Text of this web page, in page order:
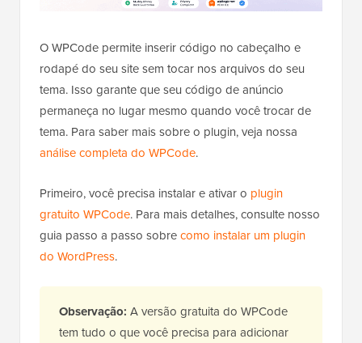
O WPCode permite inserir código no cabeçalho e
rodapé do seu site sem tocar nos arquivos do seu
tema. Isso garante que seu código de anúncio
permaneça no lugar mesmo quando você trocar de
tema. Para saber mais sobre o plugin, veja nossa
análise completa do WPCode.
Primeiro, você precisa instalar e ativar o plugin
gratuito WPCode. Para mais detalhes, consulte nosso
guia passo a passo sobrecomo instalar um plugin
do WordPress.
Observação: A versão gratuita do WPCode
tem tudo o que você precisa para adicionar